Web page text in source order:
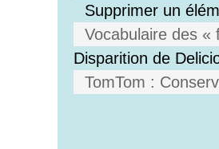
Supprimer un
Vocabulaire des «
Disparition de
TomTom :